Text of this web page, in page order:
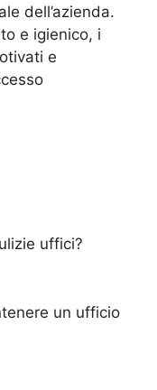
dell’azienda.
e igienico, i
e
uffici?
un ufficio